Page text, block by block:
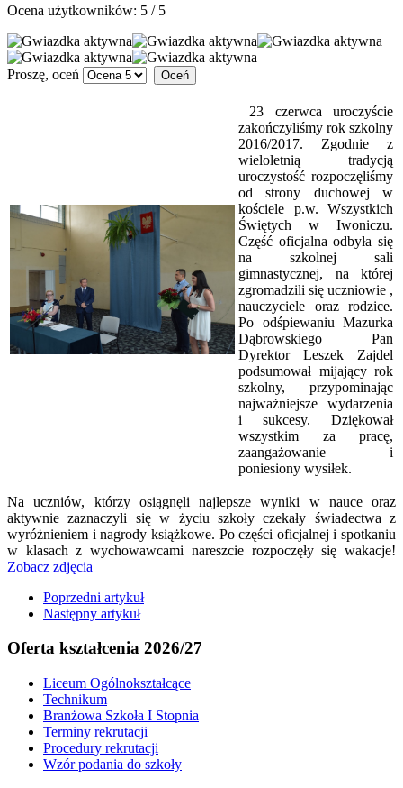
Ocena użytkowników: 5 / 5
Proszę, oceń
23 czerwca uroczyście
zakończyliśmy rok szkolny
2016/2017. Zgodnie z
wieloletnią tradycją
uroczystość rozpoczęliśmy
od strony duchowej w
kościele p.w. Wszystkich
Świętych w Iwoniczu.
Część oficjalna odbyła się
na szkolnej sali
gimnastycznej, na której
zgromadzili się uczniowie ,
nauczyciele oraz rodzice.
Po odśpiewaniu Mazurka
Dąbrowskiego Pan
Dyrektor Leszek Zajdel
podsumował mijający rok
szkolny, przypominając
najważniejsze wydarzenia
i sukcesy. Dziękował
wszystkim za pracę,
zaangażowanie i
poniesiony wysiłek.
Na uczniów, którzy osiągnęli najlepsze wyniki w nauce oraz
aktywnie zaznaczyli się w życiu szkoły czekały świadectwa z
wyróżnieniem i nagrody książkowe. Po części oficjalnej i spotkaniu
w klasach z wychowawcami nareszcie rozpoczęły się wakacje!
Zobacz zdjęcia
Poprzedni artykuł
Następny artykuł
Oferta kształcenia 2026/27
Liceum Ogólnokształcące
Technikum
Branżowa Szkoła I Stopnia
Terminy rekrutacji
Procedury rekrutacji
Wzór podania do szkoły